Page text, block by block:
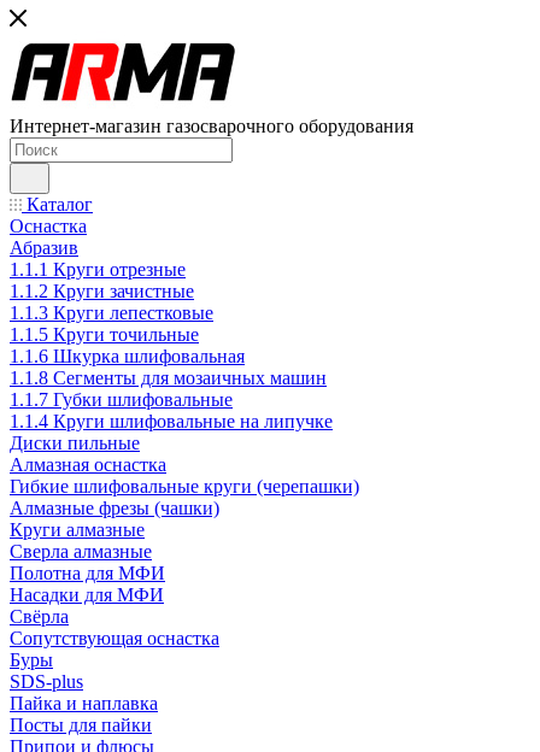
Интернет-магазин газосварочного оборудования
Каталог
Оснастка
Абразив
1.1.1 Круги отрезные
1.1.2 Круги зачистные
1.1.3 Круги лепестковые
1.1.5 Круги точильные
1.1.6 Шкурка шлифовальная
1.1.8 Сегменты для мозаичных машин
1.1.7 Губки шлифовальные
1.1.4 Круги шлифовальные на липучке
Диски пильные
Алмазная оснастка
Гибкие шлифовальные круги (черепашки)
Алмазные фрезы (чашки)
Круги алмазные
Сверла алмазные
Полотна для МФИ
Насадки для МФИ
Свёрла
Сопутствующая оснастка
Буры
SDS-plus
Пайка и наплавка
Посты для пайки
Припои и флюсы